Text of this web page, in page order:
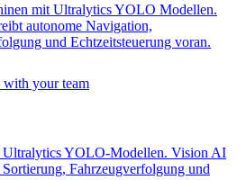
mit Ultralytics YOLO Modellen.
autonome Navigation,
und Echtzeitsteuerung voran.
YOLO-Modellen. Vision AI
Fahrzeugverfolgung und